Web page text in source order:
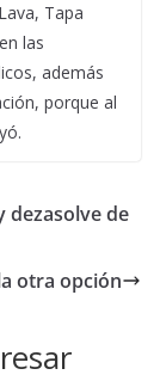
Tapa
las
además
porque al
dezasolve de
otra opción